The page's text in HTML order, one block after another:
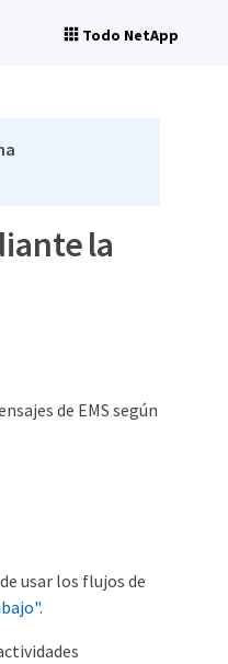
Todo NetApp
la
de EMS según
usar los flujos de
.